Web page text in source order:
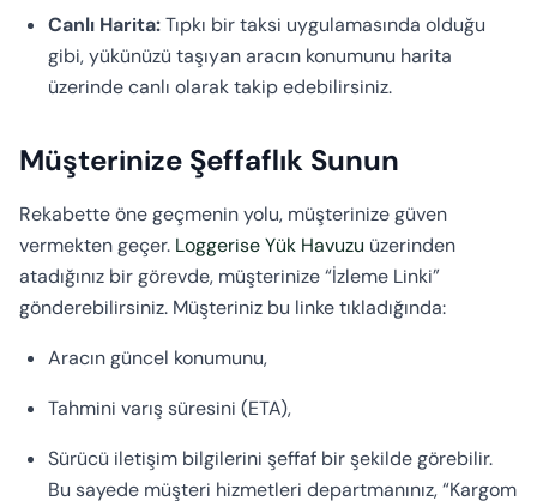
Canlı Harita:Tıpkı bir taksi uygulamasında olduğu
gibi, yükünüzü taşıyan aracın konumunu harita
üzerinde canlı olarak takip edebilirsiniz.
Müşterinize Şeffaflık Sunun
Rekabette öne geçmenin yolu, müşterinize güven
vermekten geçer. Loggerise Yük Havuzu üzerinden
atadığınız bir görevde, müşterinize “İzleme Linki”
gönderebilirsiniz. Müşteriniz bu linke tıkladığında:
Aracın güncel konumunu,
Tahmini varış süresini (ETA),
Sürücü iletişim bilgilerini şeffaf bir şekilde görebilir.
Bu sayede müşteri hizmetleri departmanınız, “Kargom